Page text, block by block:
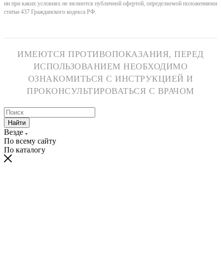
ни при каких условиях не являются публичной офертой, определяемой положениями
статьи 437 Гражданского кодекса РФ.
ИМЕЮТСЯ ПРОТИВОПОКАЗАНИЯ, ПЕРЕД
ИСПОЛЬЗОВАНИЕМ НЕОБХОДИМО
ОЗНАКОМИТЬСЯ С ИНСТРУКЦИЕЙ И
ПРОКОНСУЛЬТИРОВАТЬСЯ С ВРАЧОМ
Найти
Везде
По всему сайту
По каталогу